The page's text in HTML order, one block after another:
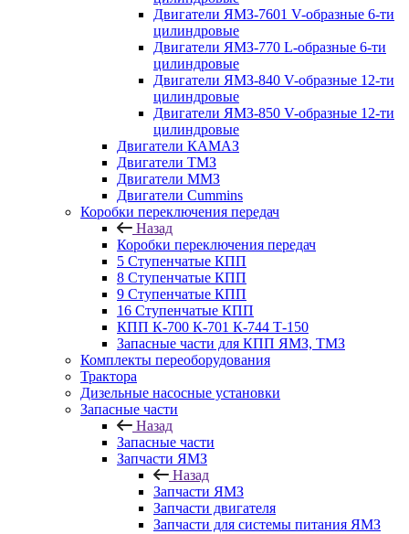
Двигатели ЯМЗ-7601 V-образные 6-ти
цилиндровые
Двигатели ЯМЗ-770 L-образные 6-ти
цилиндровые
Двигатели ЯМЗ-840 V-образные 12-ти
цилиндровые
Двигатели ЯМЗ-850 V-образные 12-ти
цилиндровые
Двигатели КАМАЗ
Двигатели ТМЗ
Двигатели ММЗ
Двигатели Cummins
Коробки переключения передач
Назад
Коробки переключения передач
5 Ступенчатые КПП
8 Ступенчатые КПП
9 Ступенчатые КПП
16 Ступенчатые КПП
КПП К-700 К-701 К-744 Т-150
Запасные части для КПП ЯМЗ, ТМЗ
Комплекты переоборудования
Трактора
Дизельные насосные установки
Запасные части
Назад
Запасные части
Запчасти ЯМЗ
Назад
Запчасти ЯМЗ
Запчасти двигателя
Запчасти для системы питания ЯМЗ